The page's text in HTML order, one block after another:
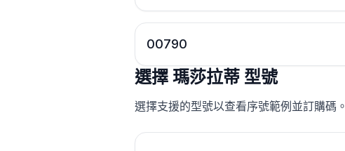
00790
選擇 瑪莎拉蒂 型號
選擇支援的型號以查看序號範例並訂購碼。